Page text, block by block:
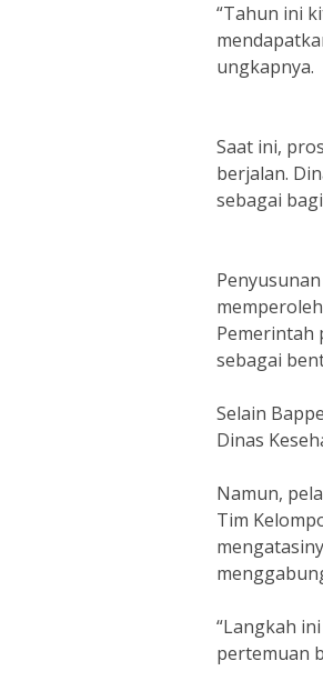
“Tahun ini
ungkapnya.
Saat ini,
berjalan.
sebagai
Pemerintah
sebagai
Selain
Dinas
Namun,
Tim
“Langkah
pertemuan